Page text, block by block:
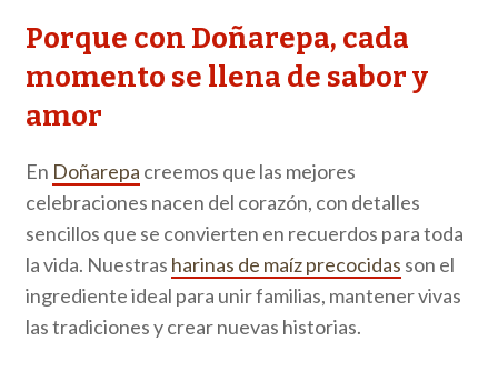
Porque con Doñarepa, cada
momento se llena de sabor y
amor
En Doñarepa creemos que las mejores
celebraciones nacen del corazón, con detalles
sencillos que se convierten en recuerdos para toda
la vida. Nuestras harinas de maíz precocidas son el
ingrediente ideal para unir familias, mantener vivas
las tradiciones y crear nuevas historias.